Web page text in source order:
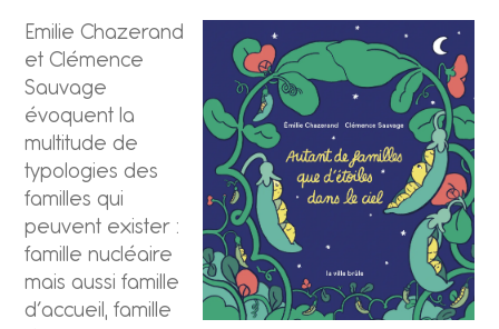
Emilie Chazerand
et Clémence
Sauvage
évoquent la
multitude de
typologies des
familles qui
peuvent exister :
famille nucléaire
mais aussi famille
d’accueil, famille